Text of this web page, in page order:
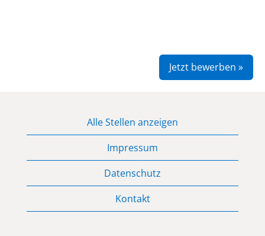
Jetzt bewerben »
Alle Stellen anzeigen
Impressum
Datenschutz
Kontakt